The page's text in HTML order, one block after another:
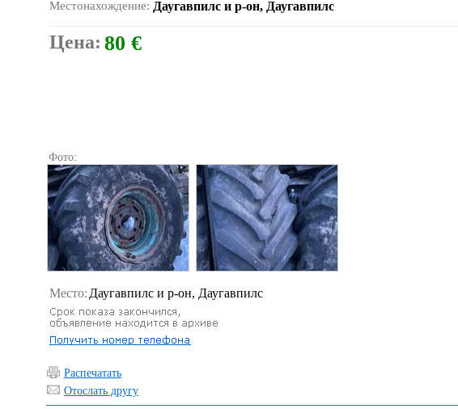
Местонахождение: Даугавпилс и р-он, Даугавпилс
Цена: 80 €
Фото:
Место: Даугавпилс и р-он, Даугавпилс
Распечатать
Отослать другу